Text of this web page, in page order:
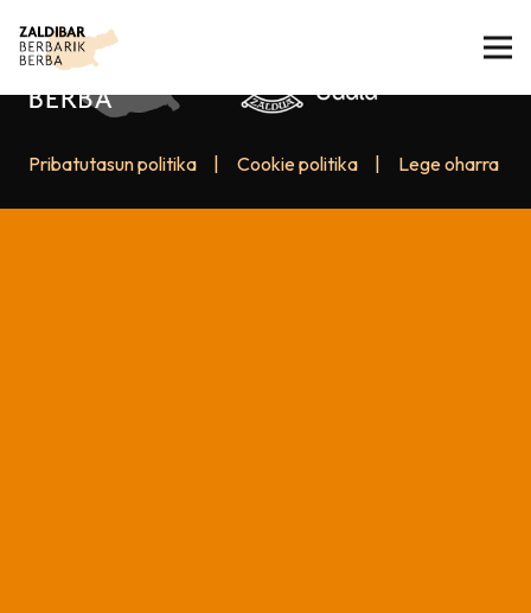
Pribatutasun politika Cookie politika Lege oharra